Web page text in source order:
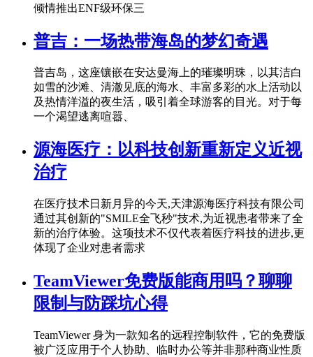
倾情推出ENF级环保三
普吉：一场热带海岛的梦幻奇遇
普吉岛，这座镶嵌在安达曼海上的璀璨明珠，以其洁白
如雪的沙滩、清澈见底的海水、丰富多彩的水上活动以
及热情洋溢的夜生活，吸引着全球游客的目光。对于每
一个渴望逃离喧嚣、
源海医疗：以科技创新重新定义近视
治疗
在医疗技术日新月异的今天,天津源海医疗科技有限公司
通过其创新的"SMILE全飞秒"技术,为近视患者带来了全
新的治疗体验。这项技术不仅代表着医疗科技的进步,更
体现了企业对患者需求
TeamViewer免费版能商用吗？聊聊
限制与防踩坑心得
TeamViewer 身为一款知名的远程控制软件，它的免费版
被广泛应用于个人协助、临时办公等并非那种商业性质